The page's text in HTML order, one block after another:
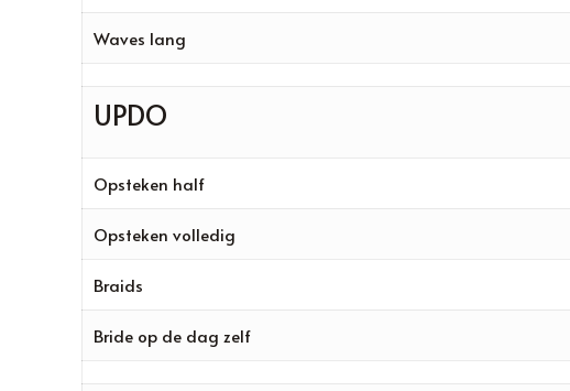
Waves lang
UPDO
Opsteken half
Opsteken volledig
Braids
Bride op de dag zelf